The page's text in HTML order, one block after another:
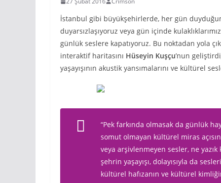
İstanbul gibi büyükşehirlerde, her gün
duyarsızlaşıyoruz veya gün içinde
günlük seslere kapatıyoruz. Bu noktadan yola
interaktif haritasını Hüseyin Kuşçu’nun
yaşayışının akustik yansımalarını ve kültürel
“Pek farkında olmasak da günlük
somut olmayan kültürel miras
veya arşivlenmeyen sesler, ne
şehrin yaşayışı, dolayısıyla da
kültürel hafızanın ve kültürel